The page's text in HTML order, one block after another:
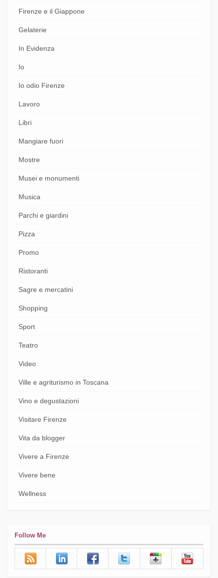
Firenze e il Giappone
Gelaterie
In Evidenza
Io
Io odio Firenze
Lavoro
Libri
Mangiare fuori
Mostre
Musei e monumenti
Musica
Parchi e giardini
Pizza
Promo
Ristoranti
Sagre e mercatini
Shopping
Sport
Teatro
Video
Ville e agriturismo in Toscana
Vino e degustazioni
Visitare Firenze
Vita da blogger
Vivere a Firenze
Vivere bene
Wellness
Follow Me